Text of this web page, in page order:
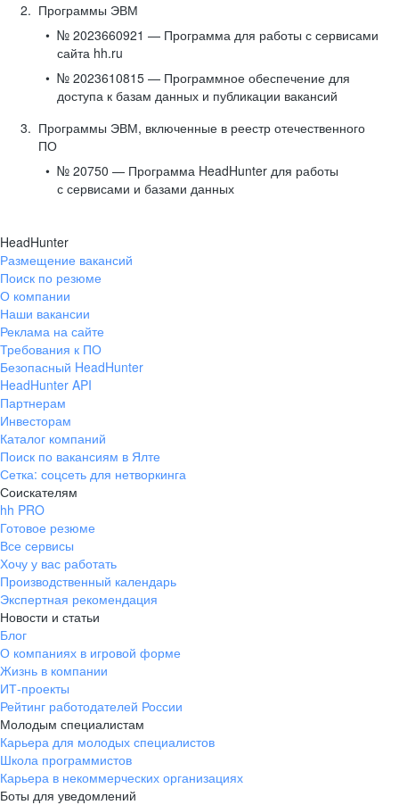
Программы ЭВМ
№ 2023660921 — Программа для работы с сервисами
сайта hh.ru
№ 2023610815 — Программное обеспечение для
доступа к базам данных и публикации вакансий
Программы ЭВМ, включенные в реестр отечественного
ПО
№ 20750 — Программа HeadHunter для работы
с сервисами и базами данных
HeadHunter
Размещение вакансий
Поиск по резюме
О компании
Наши вакансии
Реклама на сайте
Требования к ПО
Безопасный HeadHunter
HeadHunter API
Партнерам
Инвесторам
Каталог компаний
Поиск по вакансиям в Ялте
Сетка: соцсеть для нетворкинга
Соискателям
hh PRO
Готовое резюме
Все сервисы
Хочу у вас работать
Производственный календарь
Экспертная рекомендация
Новости и статьи
Блог
О компаниях в игровой форме
Жизнь в компании
ИТ-проекты
Рейтинг работодателей России
Молодым специалистам
Карьера для молодых специалистов
Школа программистов
Карьера в некоммерческих организациях
Боты для уведомлений